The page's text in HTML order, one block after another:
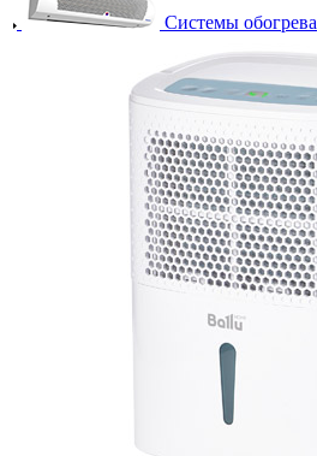
Системы обогрева